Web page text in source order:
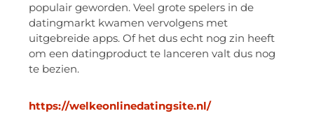
populair geworden. Veel grote spelers in de
datingmarkt kwamen vervolgens met
uitgebreide apps. Of het dus echt nog zin heeft
om een datingproduct te lanceren valt dus nog
te bezien.
https://welkeonlinedatingsite.nl/